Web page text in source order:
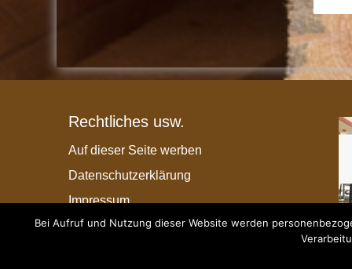
Rechtliches usw.
Auf dieser Seite werben
Datenschutzerklärung
Impressum
Bei Aufruf und Nutzung dieser Website werden